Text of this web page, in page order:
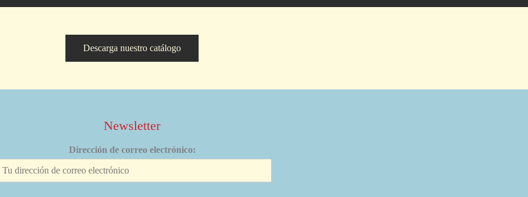
Descarga nuestro catálogo
Newsletter
Dirección de correo electrónico: